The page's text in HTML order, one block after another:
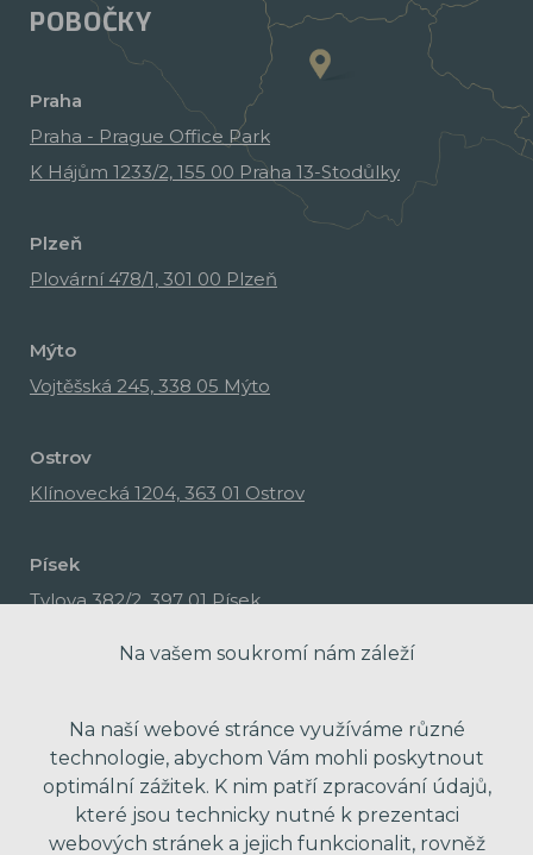
POBOČKY
Praha
Praha - Prague Office Park
K Hájům 1233/2, 155 00 Praha 13-Stodůlky
Plzeň
Plovární 478/1, 301 00 Plzeň
Mýto
Vojtěšská 245, 338 05 Mýto
Ostrov
Klínovecká 1204, 363 01 Ostrov
Písek
Tylova 382/2, 397 01 Písek
Na vašem soukromí nám záleží
Na naší webové stránce využíváme různé
technologie, abychom Vám mohli poskytnout
optimální zážitek. K nim patří zpracování údajů,
které jsou technicky nutné k prezentaci
webových stránek a jejich funkcionalit, rovněž